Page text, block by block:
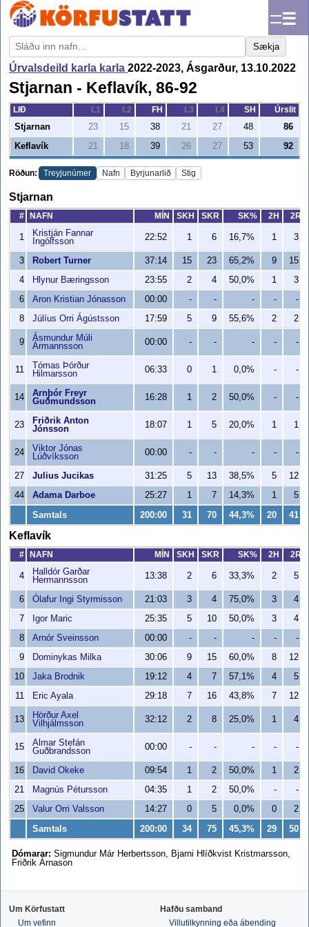
☰
Sækja
Úrvalsdeild karla karla 2022-2023, Ásgarður, 13.10.2022
Stjarnan - Keflavík, 86-92
LIÐ L1 L2 FH L3 L4 SH
Úrslit
Stjarnan
23 15 38 21 27 48
86
Keflavík
21 18 39 26 27 53 92
Röðun: Treyjunúmer Nafn Byrjunarlið Stig
Stjarnan
# NAFN MÍN SKH SKR SK% 2H 2R
1
Kristján Fannar
Ingólfsson
22:52 1 6 16,7% 1 3
3 Robert Turner 37:14 15 23 65,2% 9
15
4
Hlynur Bæringsson 23:55 2 4 50,0% 1
3
6
Aron Kristian Jónasson 00:00 - - - -
-
8
Júlíus Orri Ágústsson 17:59 5 9 55,6% 2 2
9
Ásmundur Múli
Ármannsson
00:00 - - - - -
11
Tómas Þórður
Hilmarsson
06:33 0 1 0,0% - -
14
Arnþór Freyr
Guðmundsson
16:28 1 2 50,0% - -
23
Friðrik Anton
Jónsson
18:07 1 5 20,0% 1 1
24
Viktor Jónas
Lúðvíksson
00:00 - - - - -
27 Julius Jucikas 31:25 5 13 38,5% 5
12
44
Adama Darboe 25:27 1 7 14,3% 1 5
Samtals 200:00 31 70 44,3% 20 41
Keflavík
# NAFN MÍN SKH SKR SK% 2H 2R
4
Halldór Garðar
Hermannsson
13:38 2 6 33,3% 2 5
6 Ólafur Ingi Styrmisson 21:03 3 4 75,0% 3
4
7
Igor Maric 25:35 5 10 50,0% 3
4
8
Arnór Sveinsson 00:00 - - - -
-
9
Dominykas Milka 30:06 9 15 60,0% 8
12
10
Jaka Brodnik 19:12 4 7 57,1% 4
5
11
Eric Ayala 29:18 7 16 43,8% 7 12
13
Hörður Axel
Vilhjálmsson
32:12 2 8 25,0% 1 4
15
Almar Stefán
Guðbrandsson
00:00 - - - - -
16 David Okeke 09:54 1 2 50,0% 1
2
21
Magnús Pétursson 04:35 1 2 50,0% -
-
25
Valur Orri Valsson 14:27 0 5 0,0% 0 2
Samtals 200:00 34 75 45,3% 29 50
Dómarar: Sigmundur Már Herbertsson, Bjarni Hlíðkvist Kristmarsson,
Friðrik Árnason
Um Körfustatt
Um vefinn
Hafðu samband
Villutilkynning eða ábending